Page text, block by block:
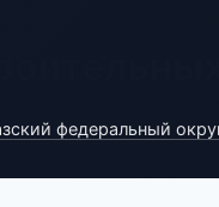
федеральный